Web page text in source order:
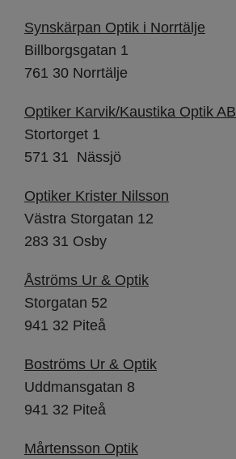
Synskärpan Optik i Norrtälje
Billborgsgatan 1
761 30 Norrtälje
Optiker Karvik/Kaustika Optik AB
Stortorget 1
571 31 Nässjö
Optiker Krister Nilsson
Västra Storgatan 12
283 31 Osby
Åströms Ur & Optik
Storgatan 52
941 32 Piteå
Boströms Ur & Optik
Uddmansgatan 8
941 32 Piteå
Mårtensson Optik